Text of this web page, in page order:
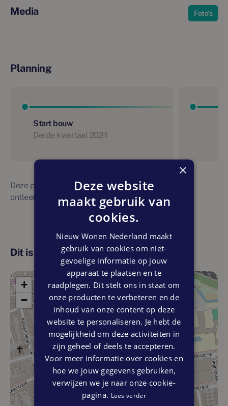
Media Foto's
Planning
Start bouw
Derde kwartaal 2024
Deze planning is indicatief. Er kunnen geen rechten
ontleend worden aan bovenstaande planning
Dit is de locatie
+
−
×
Deze website
maakt gebruik van
cookies.
Nieuw Wonen Nederland maakt
gebruik van cookies om niet-
gevoelige informatie op jouw
apparaat te plaatsen en te
raadplegen. Dit stelt ons in staat om
onze producten te verbeteren en de
inhoud van onze content op deze
website te personaliseren. Je hebt de
mogelijkheid om deze activiteiten in
zijn geheel of deels te accepteren.
Voor meer informatie over cookies en
hoe we jouw gegevens gebruiken,
verwijzen we je naar onze cookie-
pagina. Lees verder